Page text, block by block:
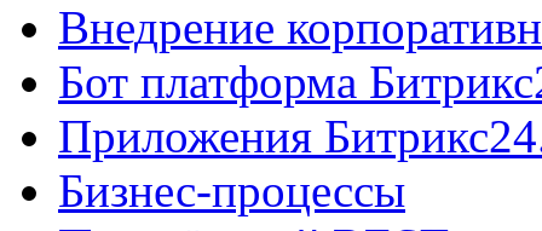
Внедрение
Бот платформа
Приложения
Бизнес-процессы